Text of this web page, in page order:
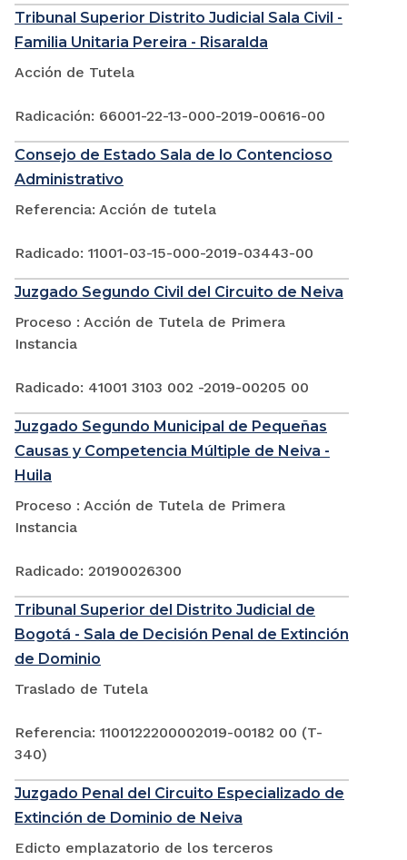
Tribunal Superior Distrito Judicial Sala Civil -
Familia Unitaria Pereira - Risaralda
Acción de Tutela
Radicación: 66001-22-13-000-2019-00616-00
Consejo de Estado Sala de lo Contencioso
Administrativo
Referencia: Acción de tutela
Radicado: 11001-03-15-000-2019-03443-00
Juzgado Segundo Civil del Circuito de Neiva
Proceso : Acción de Tutela de Primera
Instancia
Radicado: 41001 3103 002 -2019-00205 00
Juzgado Segundo Municipal de Pequeñas
Causas y Competencia Múltiple de Neiva -
Huila
Proceso : Acción de Tutela de Primera
Instancia
Radicado: 20190026300
Tribunal Superior del Distrito Judicial de
Bogotá - Sala de Decisión Penal de Extinción
de Dominio
Traslado de Tutela
Referencia: 1100122200002019-00182 00 (T-
340)
Juzgado Penal del Circuito Especializado de
Extinción de Dominio de Neiva
Edicto emplazatorio de los terceros